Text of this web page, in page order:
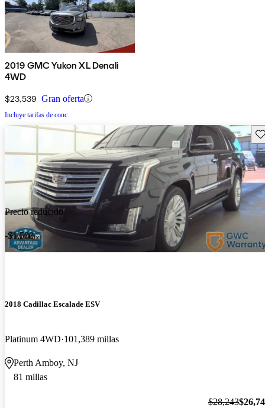
2019 GMC Yukon XL Denali
4WD
$23,539 Gran oferta
Incluye tarifas de conc.
Precio reducido
-$1,500
2018 Cadillac Escalade ESV
Platinum 4WD 101,389 millas
Perth Amboy, NJ
81 millas
$28,243